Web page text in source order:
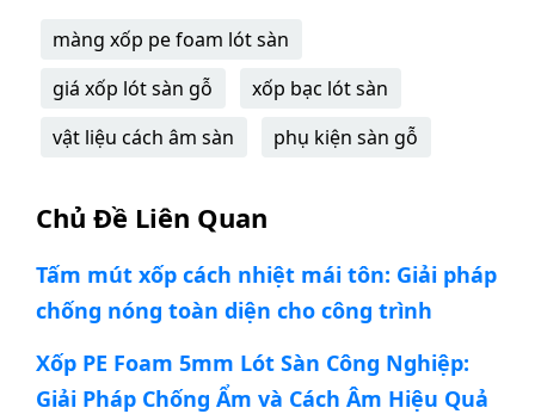
màng xốp pe foam lót sàn
giá xốp lót sàn gỗ
xốp bạc lót sàn
vật liệu cách âm sàn
phụ kiện sàn gỗ
Chủ Đề Liên Quan
Tấm mút xốp cách nhiệt mái tôn: Giải pháp
chống nóng toàn diện cho công trình
Xốp PE Foam 5mm Lót Sàn Công Nghiệp:
Giải Pháp Chống Ẩm và Cách Âm Hiệu Quả